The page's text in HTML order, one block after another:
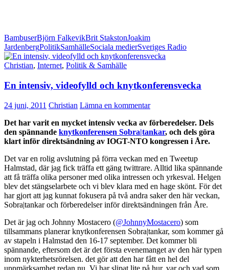
BambuserBjörn FalkevikBrit StakstonJoakim
JardenbergPolitikSamhälleSociala medierSveriges Radio
Christian, Internet, Politik & Samhälle
En intensiv, videofylld och knytkonferensvecka
24 juni, 2011 Christian Lämna en kommentar
Det har varit en mycket intensiv vecka av förberedelser. Dels
den spännande knytkonferensen Sobra|tankar, och dels göra
klart inför direktsändning av IOGT-NTO kongressen i Åre.
Det var en rolig avslutning på förra veckan med en Tweetup
Halmstad, där jag fick träffa ett gäng twittrare. Alltid lika spännande
att få träffa olika personer med olika intressen och yrkesval. Helgen
blev det stängselarbete och vi blev klara med en hage skönt. För det
har gjort att jag kunnat fokusera på två andra saker den här veckan,
Sobra|tankar och förberedelser inför direktsändningen från Åre.
Det är jag och Johnny Mostacero (@JohnnyMostacero) som
tillsammans planerar knytkonferensen Sobra|tankar, som kommer gå
av stapeln i Halmstad den 16-17 september. Det kommer bli
spännande, eftersom det är det första evenemanget av den här typen
inom nykterhetsrörelsen. det gör att den har fått en hel del
uppmärksamhet redan nu. Vi har slipat lite på hur, var och vad som